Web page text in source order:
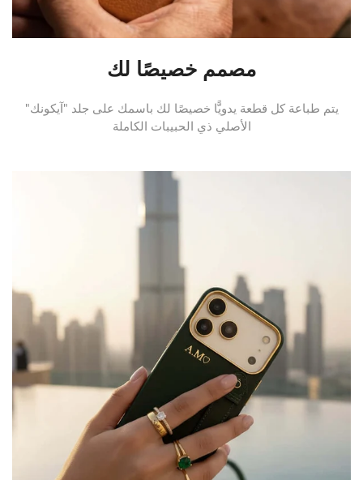
مصمم خصيصًا لك
يتم طباعة كل قطعة يدويًّا خصيصًا لك باسمك على جلد "آيكونك"
الأصلي ذي الحبيبات الكاملة